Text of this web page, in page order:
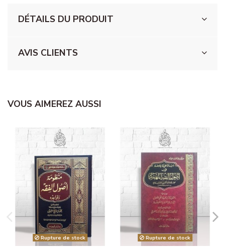
DÉTAILS DU PRODUIT
AVIS CLIENTS
VOUS AIMEREZ AUSSI
Rupture de stock Rupture de stock